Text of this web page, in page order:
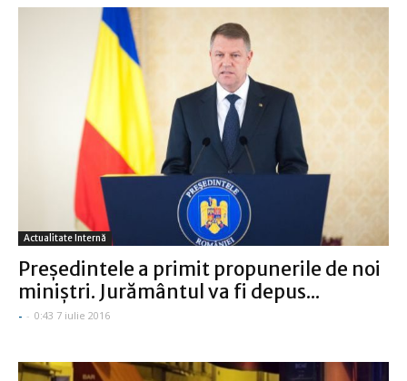
Actualitate Internă
Preşedintele a primit propunerile de noi
miniştri. Jurământul va fi depus...
- - 0:43 7 iulie 2016